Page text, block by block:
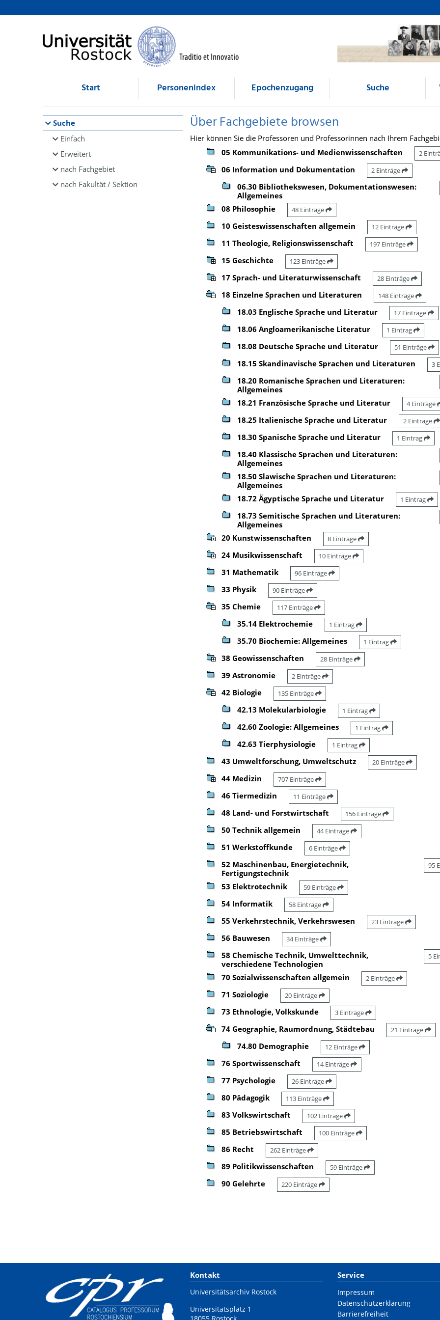
Browsen
direkt zum Inhalt
Start Personenindex Epochenzugang Suche
Suche
Einfach
Erweitert
nach Fachgebiet
nach Fakultät / Sektion
Über Fachgebiete browsen
Hier können Sie die Professoren und Professorinnen nach Ihrem
05 Kommunikations- und Medienwissenschaften
2
06 Information und Dokumentation 2 Einträge
06.30 Bibliothekswesen, Dokumentationswesen:
Allgemeines
08 Philosophie 48 Einträge
10 Geisteswissenschaften allgemein 12 Einträge
11 Theologie, Religionswissenschaft 197 Einträge
15 Geschichte 123 Einträge
17 Sprach- und Literaturwissenschaft 28 Einträge
18 Einzelne Sprachen und Literaturen 148 Einträge
18.03 Englische Sprache und Literatur 17 Einträge
18.06 Angloamerikanische Literatur 1 Eintrag
18.08 Deutsche Sprache und Literatur 51 Einträge
18.15 Skandinavische Sprachen und Literaturen 3
18.20 Romanische Sprachen und Literaturen:
Allgemeines
18.21 Französische Sprache und Literatur 4 Einträge
18.25 Italienische Sprache und Literatur 2 Einträge
18.30 Spanische Sprache und Literatur 1 Eintrag
18.40 Klassische Sprachen und Literaturen:
Allgemeines
18.50 Slawische Sprachen und Literaturen:
Allgemeines
18.72 Ägyptische Sprache und Literatur 1 Eintrag
18.73 Semitische Sprachen und Literaturen:
Allgemeines
20 Kunstwissenschaften 8 Einträge
24 Musikwissenschaft 10 Einträge
31 Mathematik 96 Einträge
33 Physik 90 Einträge
35 Chemie 117 Einträge
35.14 Elektrochemie 1 Eintrag
35.70 Biochemie: Allgemeines 1 Eintrag
38 Geowissenschaften 28 Einträge
39 Astronomie 2 Einträge
42 Biologie 135 Einträge
42.13 Molekularbiologie 1 Eintrag
42.60 Zoologie: Allgemeines 1 Eintrag
42.63 Tierphysiologie 1 Eintrag
43 Umweltforschung, Umweltschutz 20 Einträge
44 Medizin 707 Einträge
46 Tiermedizin 11 Einträge
48 Land- und Forstwirtschaft 156 Einträge
50 Technik allgemein 44 Einträge
51 Werkstoffkunde 6 Einträge
52 Maschinenbau, Energietechnik,
Fertigungstechnik
95
53 Elektrotechnik 59 Einträge
54 Informatik 58 Einträge
55 Verkehrstechnik, Verkehrswesen 23 Einträge
56 Bauwesen 34 Einträge
58 Chemische Technik, Umwelttechnik,
verschiedene Technologien
5
70 Sozialwissenschaften allgemein 2 Einträge
71 Soziologie 20 Einträge
73 Ethnologie, Volkskunde 3 Einträge
74 Geographie, Raumordnung, Städtebau 21 Einträge
74.80 Demographie 12 Einträge
76 Sportwissenschaft 14 Einträge
77 Psychologie 26 Einträge
80 Pädagogik 113 Einträge
83 Volkswirtschaft 102 Einträge
85 Betriebswirtschaft 100 Einträge
86 Recht 262 Einträge
89 Politikwissenschaften 59 Einträge
90 Gelehrte 220 Einträge
Kontakt
Universitätsarchiv Rostock
Universitätsplatz 1
Service
Impressum
Datenschutzerklärung
Barrierefreiheit